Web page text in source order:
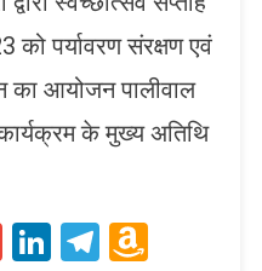
पर्यावरण संरक्षण एवं
का आयोजन पालीवाल
के मुख्य अतिथि
GmailLinkedIn
Telegram